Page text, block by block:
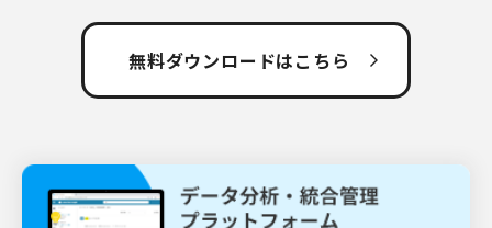
無料ダウンロードはこちら